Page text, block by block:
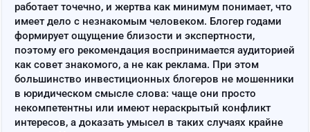
работает точечно, и жертва как минимум понимает, что
имеет дело с незнакомым человеком. Блогер годами
формирует ощущение близости и экспертности,
поэтому его рекомендация воспринимается аудиторией
как совет знакомого, а не как реклама. При этом
большинство инвестиционных блогеров не мошенники
в юридическом смысле слова: чаще они просто
некомпетентны или имеют нераскрытый конфликт
интересов, а доказать умысел в таких случаях крайне